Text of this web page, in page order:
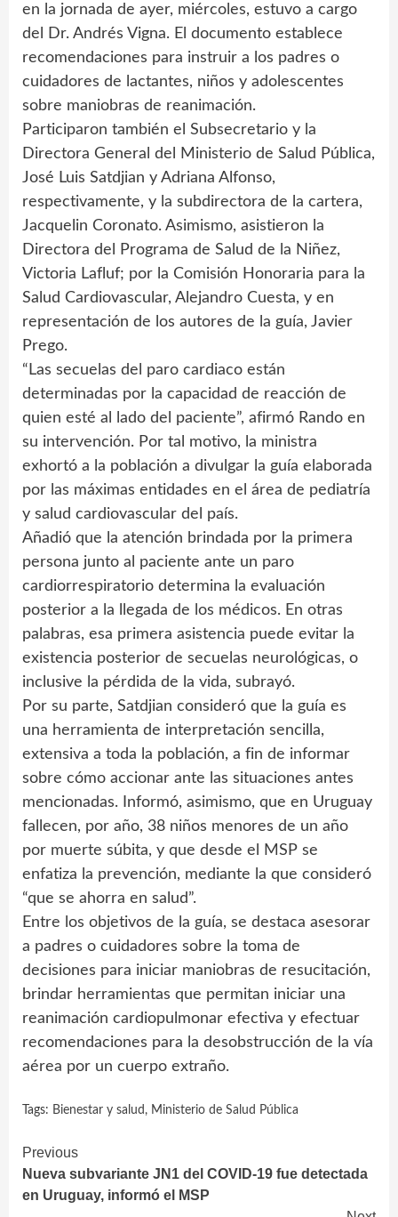
en la jornada de ayer, miércoles, estuvo a cargo
del Dr. Andrés Vigna. El documento establece
recomendaciones para instruir a los padres o
cuidadores de lactantes, niños y adolescentes
sobre maniobras de reanimación.
Participaron también el Subsecretario y la
Directora General del Ministerio de Salud Pública,
José Luis Satdjian y Adriana Alfonso,
respectivamente, y la subdirectora de la cartera,
Jacquelin Coronato. Asimismo, asistieron la
Directora del Programa de Salud de la Niñez,
Victoria Lafluf; por la Comisión Honoraria para la
Salud Cardiovascular, Alejandro Cuesta, y en
representación de los autores de la guía, Javier
Prego.
“Las secuelas del paro cardiaco están
determinadas por la capacidad de reacción de
quien esté al lado del paciente”, afirmó Rando en
su intervención. Por tal motivo, la ministra
exhortó a la población a divulgar la guía elaborada
por las máximas entidades en el área de pediatría
y salud cardiovascular del país.
Añadió que la atención brindada por la primera
persona junto al paciente ante un paro
cardiorrespiratorio determina la evaluación
posterior a la llegada de los médicos. En otras
palabras, esa primera asistencia puede evitar la
existencia posterior de secuelas neurológicas, o
inclusive la pérdida de la vida, subrayó.
Por su parte, Satdjian consideró que la guía es
una herramienta de interpretación sencilla,
extensiva a toda la población, a fin de informar
sobre cómo accionar ante las situaciones antes
mencionadas. Informó, asimismo, que en Uruguay
fallecen, por año, 38 niños menores de un año
por muerte súbita, y que desde el MSP se
enfatiza la prevención, mediante la que consideró
“que se ahorra en salud”.
Entre los objetivos de la guía, se destaca asesorar
a padres o cuidadores sobre la toma de
decisiones para iniciar maniobras de resucitación,
brindar herramientas que permitan iniciar una
reanimación cardiopulmonar efectiva y efectuar
recomendaciones para la desobstrucción de la vía
aérea por un cuerpo extraño.
Tags: Bienestar y salud , Ministerio de Salud Pública
Continue
Reading
Previous
Nueva subvariante JN1 del COVID-19 fue detectada
en Uruguay, informó el MSP